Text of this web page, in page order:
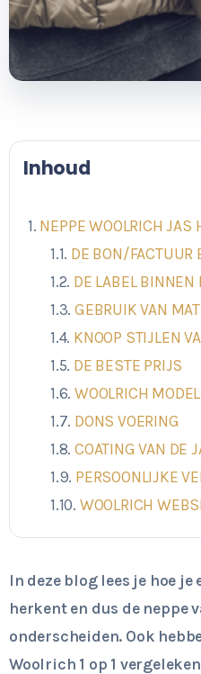
Inhoud
NEPPE WOOLRICH JAS
DE BON/FACTUUR
DE LABEL BINNEN
GEBRUIK VAN
KNOOP STIJLEN
DE BESTE PRIJS
WOOLRICH
DONS VOERING
COATING VAN DE
PERSOONLIJKE
WOOLRICH
In deze blog lees je hoe
herkent en dus de neppe
onderscheiden. Ook
Woolrich 1 op 1